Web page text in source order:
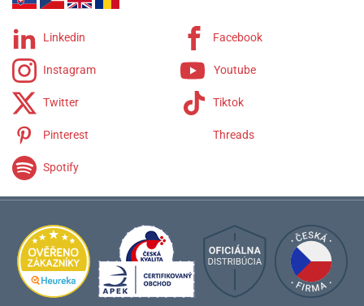
Linkedin Facebook
Instagram Youtube
Twitter Tiktok
Pinterest Threads
Spotify